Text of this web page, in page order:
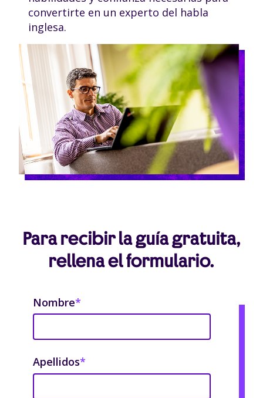
convertirte en un experto del habla
inglesa.
Para recibir la guía gratuita,
rellena el formulario.
Nombre*
Apellidos*